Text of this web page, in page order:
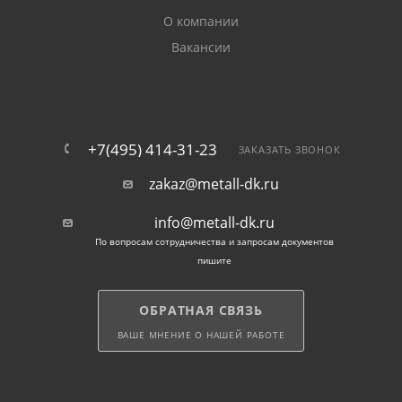
Все комплектующие для строительства, после
О компании
Вакансии
+7(495) 414-31-23 ЗАКАЗАТЬ ЗВОНОК
zakaz@metall-dk.ru
info@metall-dk.ru
По вопросам сотрудничества и запросам документов
пишите
ОБРАТНАЯ СВЯЗЬ
ВАШЕ МНЕНИЕ О НАШЕЙ РАБОТЕ